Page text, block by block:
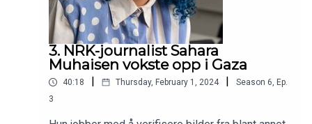
3. NRK-journalist Sahara
Muhaisen vokste opp i Gaza
40:18 Thursday, February 1, 2024 Season 6, Ep.
3